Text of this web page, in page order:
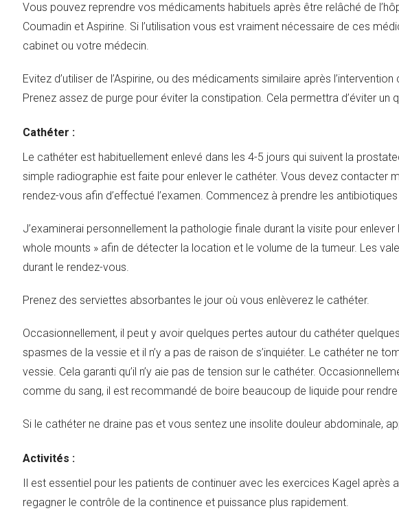
Vous pouvez reprendre vos médicaments habituels après être relâché de
Coumadin et Aspirine. Si l’utilisation vous est vraiment nécessaire de ces
cabinet ou votre médecin.
Evitez d’utiliser de l’Aspirine, ou des médicaments similaire après l’intervention
Prenez assez de purge pour éviter la constipation. Cela permettra d’éviter
Cathéter :
Le cathéter est habituellement enlevé dans les 4-5 jours qui suivent la
simple radiographie est faite pour enlever le cathéter. Vous devez contacter
rendez-vous afin d’effectué l’examen. Commencez à prendre les
J’examinerai personnellement la pathologie finale durant la visite pour
whole mounts » afin de détecter la location et le volume de la tumeur. Les
durant le rendez-vous.
Prenez des serviettes absorbantes le jour où vous enlèverez le cathéter.
Occasionnellement, il peut y avoir quelques pertes autour du cathéter
spasmes de la vessie et il n’y a pas de raison de s’inquiéter. Le cathéter ne
vessie. Cela garanti qu’il n’y aie pas de tension sur le cathéter.
comme du sang, il est recommandé de boire beaucoup de liquide pour rendre
Si le cathéter ne draine pas et vous sentez une insolite douleur abdominale,
Activités :
Il est essentiel pour les patients de continuer avec les exercices Kagel
regagner le contrôle de la continence et puissance plus rapidement.